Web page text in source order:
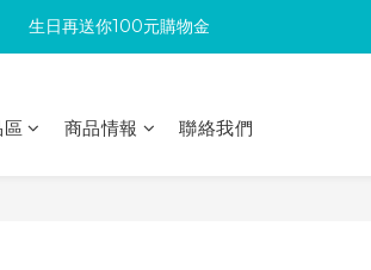
滿300回饋10%購物金
生日再送你100元購物金
滿300回饋10%購物金
商品情報 聯絡我們